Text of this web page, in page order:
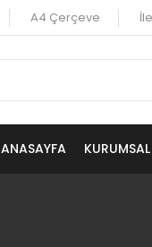
A4 Çerçeve
ANASAYFA KURUMSAL